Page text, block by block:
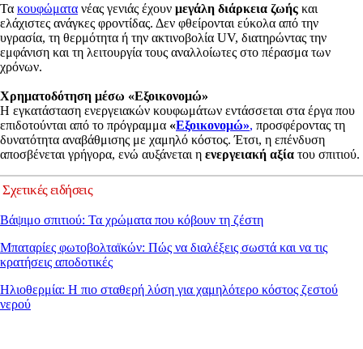
Τα κουφώματα νέας γενιάς έχουν μεγάλη διάρκεια ζωής και
ελάχιστες ανάγκες φροντίδας. Δεν φθείρονται εύκολα από την
υγρασία, τη θερμότητα ή την ακτινοβολία UV, διατηρώντας την
εμφάνιση και τη λειτουργία τους αναλλοίωτες στο πέρασμα των
χρόνων.
Χρηματοδότηση μέσω «Εξοικονομώ»
Η εγκατάσταση ενεργειακών κουφωμάτων εντάσσεται στα έργα που
επιδοτούνται από το πρόγραμμα «Εξοικονομώ», προσφέροντας τη
δυνατότητα αναβάθμισης με χαμηλό κόστος. Έτσι, η επένδυση
αποσβένεται γρήγορα, ενώ αυξάνεται η ενεργειακή αξία του σπιτιού.
Σχετικές ειδήσεις
Βάψιμο σπιτιού: Τα χρώματα που κόβουν τη ζέστη
Μπαταρίες φωτοβολταϊκών: Πώς να διαλέξεις σωστά και να τις
κρατήσεις αποδοτικές
Ηλιοθερμία: Η πιο σταθερή λύση για χαμηλότερο κόστος ζεστού
νερού